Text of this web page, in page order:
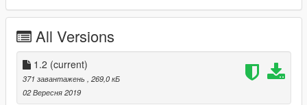
All Versions
1.2 (current)
371 завантажень , 269,0 кБ
02 Вересня 2019